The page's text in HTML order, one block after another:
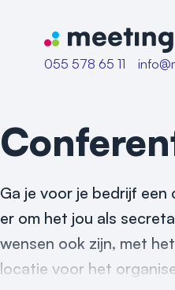
Naar home van
055 578 65 11
Ga je voor je bedrijf
er om het jou als
wensen ook zijn, met
locatie voor het